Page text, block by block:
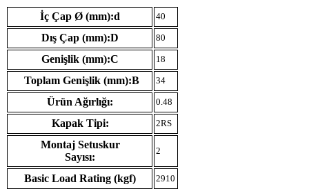
İç Çap Ø (mm):d 40
Dış Çap (mm):D 80
Genişlik (mm):C 18
Toplam Genişlik (mm):B 34
Ürün Ağırlığı: 0.48
Kapak Tipi: 2RS
Montaj Setuskur
Sayısı:
2
Basic Load Rating (kgf) 2910